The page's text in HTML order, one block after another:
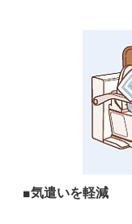
■気遣いを軽減